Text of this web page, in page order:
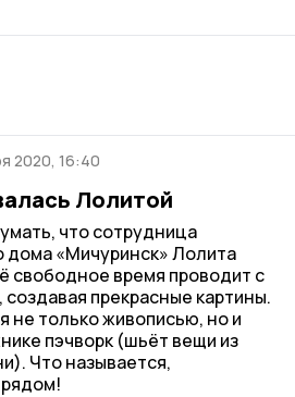
2020, 16:40
Лолитой
что сотрудница
дома «Мичуринск» Лолита
свободное время проводит с
создавая прекрасные картины.
не только живописью, но и
пэчворк (шьёт вещи из
Что называется,